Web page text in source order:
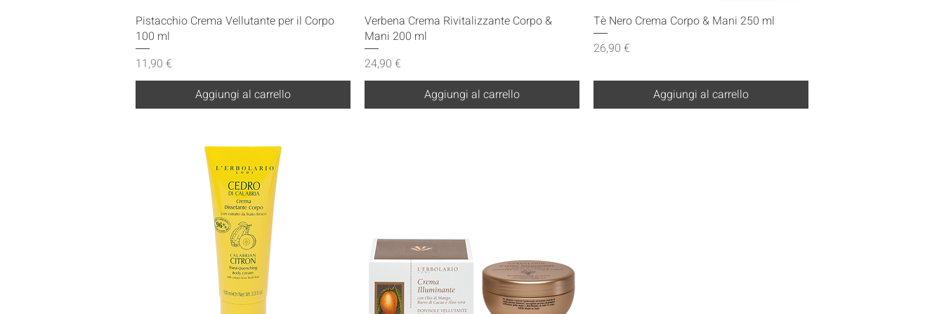
Vista rapida
Pistacchio Crema Vellutante per il Corpo
100 ml
Prezzo
11,90 €
Aggiungi al carrello
Vista rapida
Verbena Crema Rivitalizzante Corpo &
Mani 200 ml
Prezzo
24,90 €
Aggiungi al carrello
Vista rapida
Tè Nero Crema Corpo & Mani 250 ml
Prezzo
26,90 €
Aggiungi al carrello